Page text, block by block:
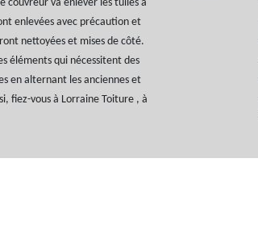
couvreur va enlever les tuiles à
enlevées avec précaution et
nettoyées et mises de côté.
éléments qui nécessitent des
en alternant les anciennes et
fiez-vous à Lorraine Toiture , à